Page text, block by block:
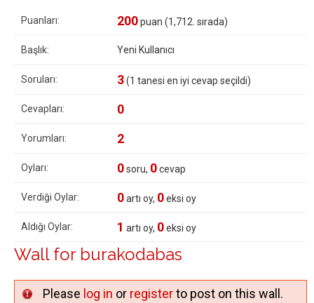
Puanları: 200puan (1,712 . sırada)
Başlık: Yeni Kullanıcı
Soruları: 3(1 tanesi en iyi cevap seçildi)
Cevapları: 0
Yorumları: 2
Oyları: 0soru, 0cevap
Verdiği Oylar: 0artı oy, 0eksi oy
Aldığı Oylar: 1 artı oy, 0eksi oy
Wall for burakodabas
Please log in or registerto post on this wall.